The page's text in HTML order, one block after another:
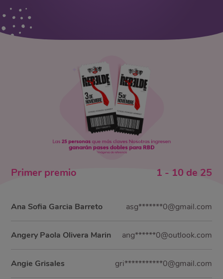
Primer premio 1 - 10 de 25
Ana Sofia Garcia Barreto asg*******0@gmail.com
Angery Paola Olivera Marin ang******0@outlook.com
Angie Grisales gri***********0@gmail.com